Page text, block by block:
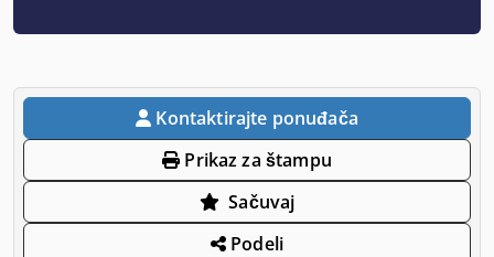
Kontaktirajte ponuđača
Prikaz za štampu
Sačuvaj
Podeli